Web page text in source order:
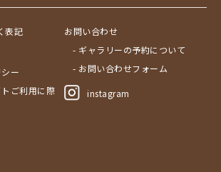
表記
ー
ご利用に際
お問い合わせ
- ギャラリーの予約について
- お問い合わせフォーム
instagram